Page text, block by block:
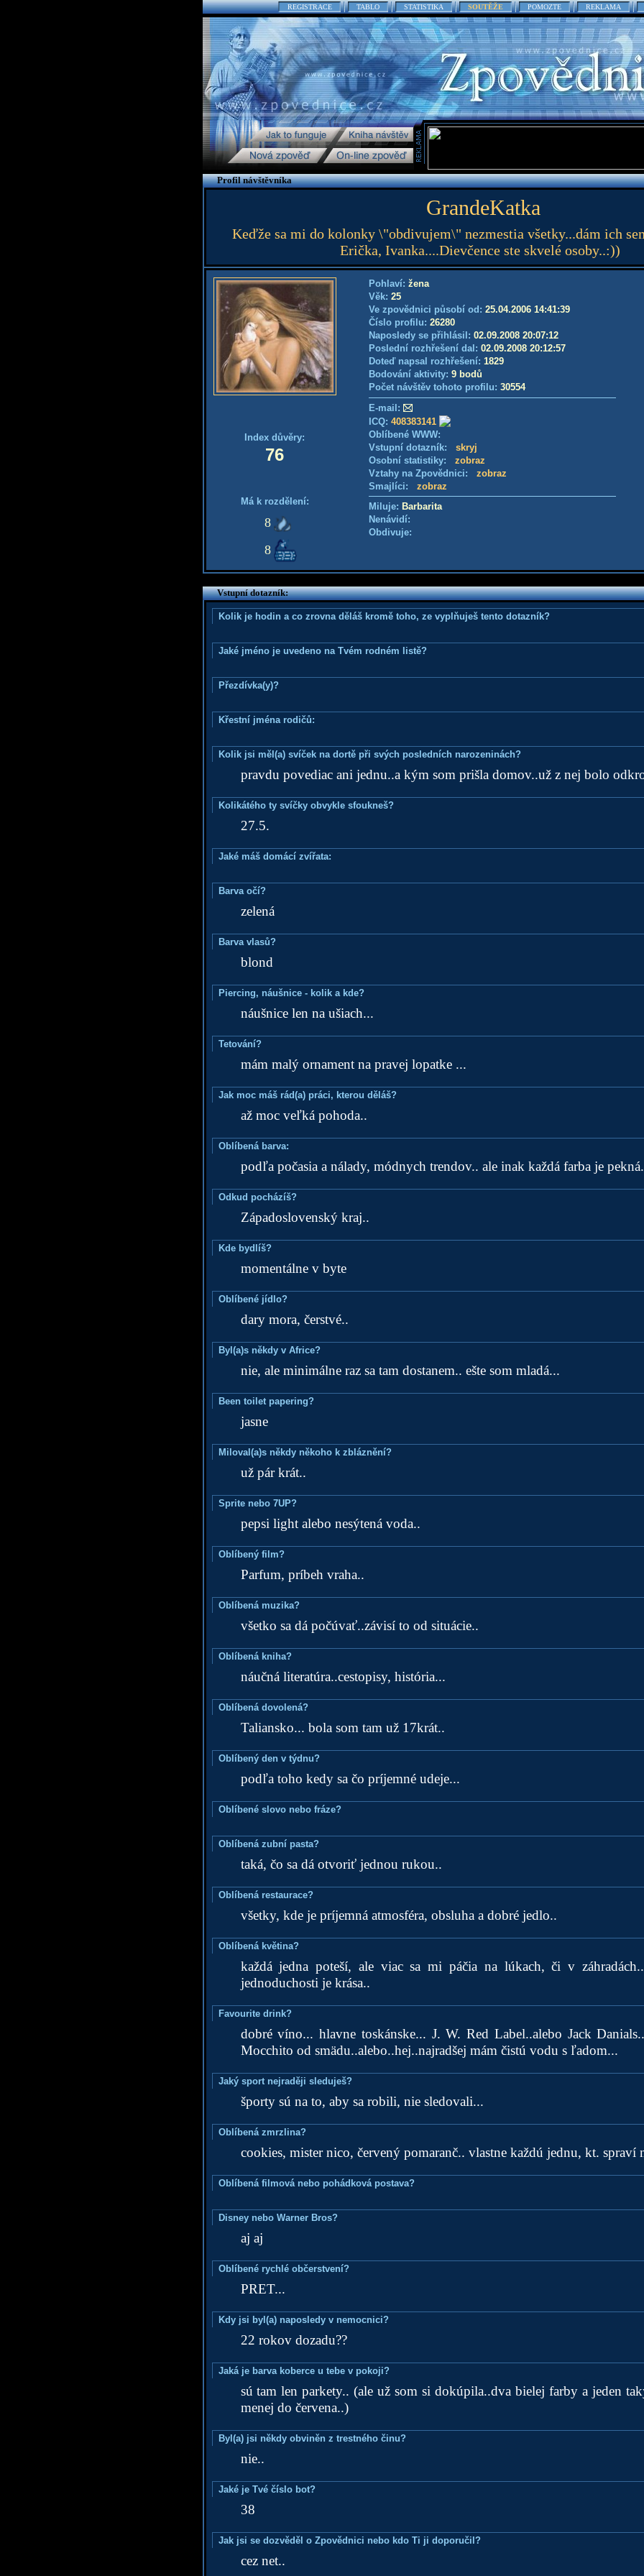
REGISTRACE TABLO STATISTIKA SOUTĚŽE POMOZTE REKLAMA
Profil návštěvníka
GrandeKatka
Keďže sa mi do kolonky \"obdivujem\" nezmestia všetky...dám ich
Erička, Ivanka....Dievčence ste skvelé osoby..:))
Index důvěry:
76
Má k rozdělení:
8
8
Pohlaví: žena
Věk: 25
Ve zpovědnici působí od: 25.04.2006 14:41:39
Číslo profilu: 26280
Naposledy se přihlásil: 02.09.2008 20:07:12
Poslední rozhřešení dal: 02.09.2008 20:12:57
Doteď napsal rozhřešení: 1829
Bodování aktivity: 9 bodů
Počet návštěv tohoto profilu: 30554
E-mail:
ICQ: 408383141
Oblíbené WWW:
Vstupní dotazník: skryj
Osobní statistiky: zobraz
Vztahy na Zpovědnici: zobraz
Smajlíci: zobraz
Miluje: Barbarita
Nenávidí:
Obdivuje:
Vstupní dotazník:
Kolik je hodin a co zrovna děláš kromě toho, ze vyplňuješ tento dotazník?
Jaké jméno je uvedeno na Tvém rodném listě?
Přezdívka(y)?
Křestní jména rodičů:
Kolik jsi měl(a) svíček na dortě při svých posledních narozeninách?
pravdu povediac ani jednu..a kým som prišla domov..už z nej bolo
Kolikátého ty svíčky obvykle sfoukneš?
27.5.
Jaké máš domácí zvířata:
Barva očí?
zelená
Barva vlasů?
blond
Piercing, náušnice - kolik a kde?
náušnice len na ušiach...
Tetování?
mám malý ornament na pravej lopatke ...
Jak moc máš rád(a) práci, kterou děláš?
až moc veľká pohoda..
Oblíbená barva:
podľa počasia a nálady, módnych trendov.. ale inak každá farba je
Odkud pocházíš?
Západoslovenský kraj..
Kde bydlíš?
momentálne v byte
Oblíbené jídlo?
dary mora, čerstvé..
Byl(a)s někdy v Africe?
nie, ale minimálne raz sa tam dostanem.. ešte som mladá...
Been toilet papering?
jasne
Miloval(a)s někdy někoho k zbláznění?
už pár krát..
Sprite nebo 7UP?
pepsi light alebo nesýtená voda..
Oblíbený film?
Parfum, príbeh vraha..
Oblíbená muzika?
všetko sa dá počúvať..závisí to od situácie..
Oblíbená kniha?
náučná literatúra..cestopisy, história...
Oblíbená dovolená?
Taliansko... bola som tam už 17krát..
Oblíbený den v týdnu?
podľa toho kedy sa čo príjemné udeje...
Oblíbené slovo nebo fráze?
Oblíbená zubní pasta?
taká, čo sa dá otvoriť jednou rukou..
Oblíbená restaurace?
všetky, kde je príjemná atmosféra, obsluha a dobré jedlo..
Oblíbená květina?
každá jedna poteší, ale viac sa mi páčia na lúkach, či v
jednoduchosti je krása..
Favourite drink?
dobré víno... hlavne toskánske... J. W. Red Label..alebo Jack
Mocchito od smädu..alebo..hej..najradšej mám čistú vodu s ľadom...
Jaký sport nejraději sleduješ?
športy sú na to, aby sa robili, nie sledovali...
Oblíbená zmrzlina?
cookies, mister nico, červený pomaranč.. vlastne každú jednu, kt. spraví
Oblíbená filmová nebo pohádková postava?
Disney nebo Warner Bros?
aj aj
Oblíbené rychlé občerstvení?
PRET...
Kdy jsi byl(a) naposledy v nemocnici?
22 rokov dozadu??
Jaká je barva koberce u tebe v pokoji?
sú tam len parkety.. (ale už som si dokúpila..dva bielej farby a jeden
menej do červena..)
Byl(a) jsi někdy obviněn z trestného činu?
nie..
Jaké je Tvé číslo bot?
38
Jak jsi se dozvěděl o Zpovědnici nebo kdo Ti ji doporučil?
cez net..